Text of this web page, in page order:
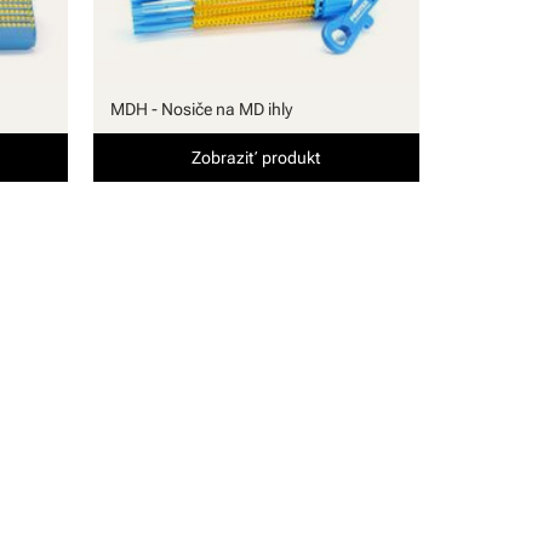
MDH - Nosiče na MD ihly
Zobraziť produkt